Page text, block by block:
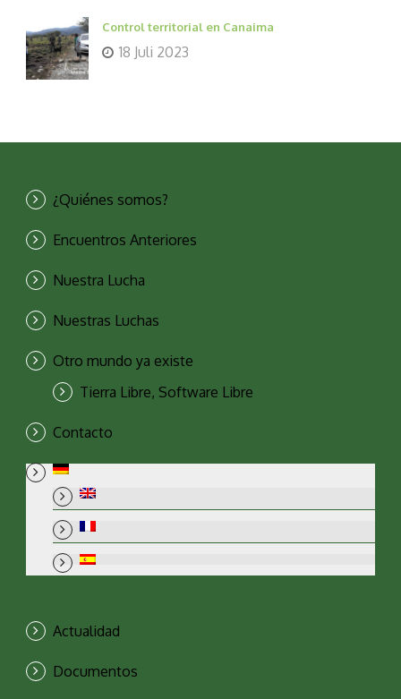
Control territorial en Canaima
18 Juli 2023
¿Quiénes somos?
Encuentros Anteriores
Nuestra Lucha
Nuestras Luchas
Otro mundo ya existe
Tierra Libre, Software Libre
Contacto
Actualidad
Documentos